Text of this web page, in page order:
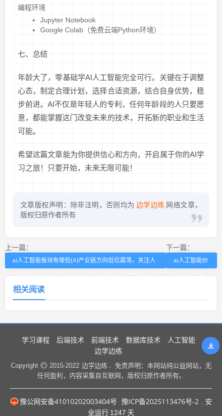
编程环境
Jupyter Notebook
Google Colab（免费云端Python环境）
七、总结
年龄大了，零基础学AI人工智能完全可行。关键在于调整
心态，制定合理计划，选择合适资源，结合自身优势，稳
步前进。AI不仅是年轻人的专利，任何年龄段的人只要愿
意，都能掌握这门改变未来的技术，开拓新的职业和生活
可能。
希望这篇文章能为你提供信心和方向，开启属于你的AI学
习之旅！只要开始，未来无限可能！
文章版权声明：除非注明，否则均为 边学边练 网络文章，
版权归原作者所有
上一篇：
ai人工智能板块有哪些(AI产业链方向低位震荡，关注人
易方达（159140）布局机会)
下一篇：
ai人工智能炒
相关阅读
学习课程 后端技术 前端技术 数据库技术
人工智能
边学边练
Copyright 2015-2022 边学边练 .
免责声明：本网站纯公益网站，无
任何盈利，内容采集自互联网，版权归原作者所有。
豫公网安备41010202003404号 豫ICP备2025113476号-2
. 安
全运行 1247 天